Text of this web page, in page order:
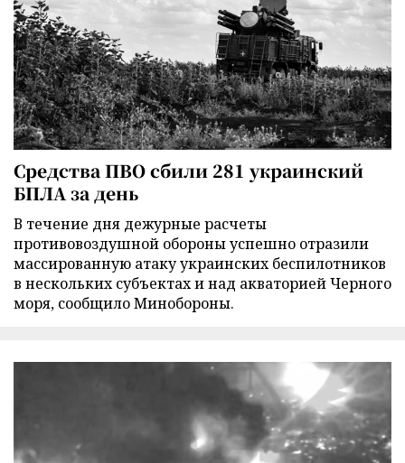
Средства ПВО сбили 281 украинский
БПЛА за день
В течение дня дежурные расчеты
противовоздушной обороны успешно отразили
массированную атаку украинских беспилотников
в нескольких субъектах и над акваторией Черного
моря, сообщило Минобороны.